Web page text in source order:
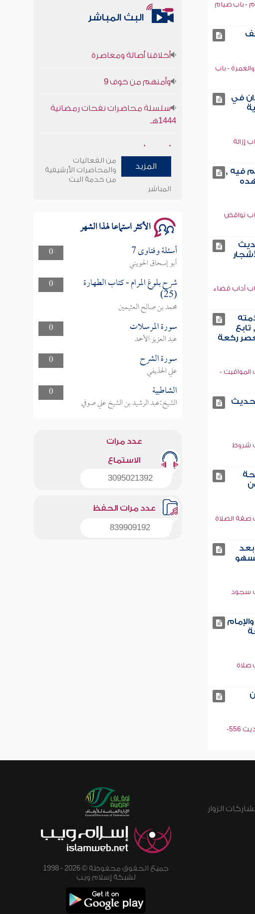
- باب صيام
- باب
في
إزالة
فيه ,
نواقض
آداب قضاء
ركعة
المواقيت -
حديث
شروط
صفة الصلاة
بعد
سجود
صلاة
جزء من محاضرة ( شرح بلوغ المرام - كتاب الجنائز - حديث 556-
البث المباشر
1444هـ
وأمنهم من خوف 9
سلسلة محاضرات نفحات رمضانية
المزيد
من الفعاليات
والمحاضرات الأرشيفية
من خدمة البث
المباشر
الأكثر استماعا لهذا الشهر
0 أسئلة وفتاوى 7
أبو إسحاق الحويني
0
شرح بلوغ المرام - كتاب الطهارة
(25)
محمد بن صالح العثيمين
0
سورة المرسلات
عبد العزيز الأحمد
0
سورة الشرح
علي الحذيفي
0
الشاطبية
الشيخ:عبد الرشيد بن الشيخ علي صوفي
عدد مرات
الاستماع
3095021392
عدد مرات الحفظ
839909192
الزوار
جميع الحقوق محفوظة © 2026 - 1998
لشبكة إسلام ويب